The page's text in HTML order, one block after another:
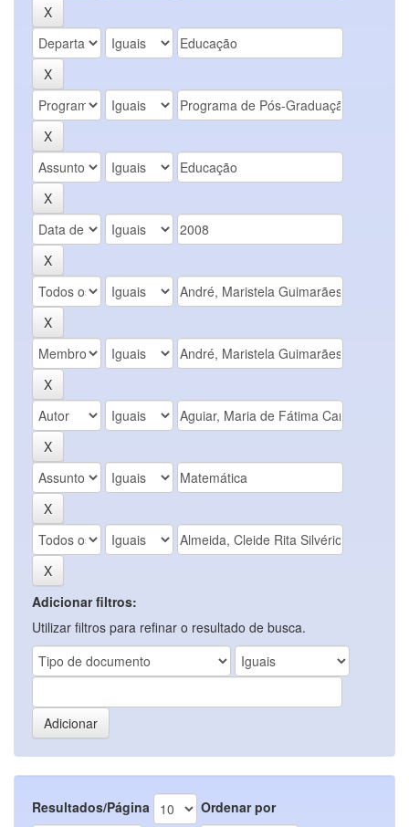
Adicionar filtros:
Utilizar filtros para refinar o resultado de busca.
Resultados/Página Ordenar por